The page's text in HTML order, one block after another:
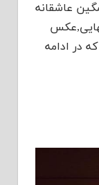
عاشقانه
در ادامه